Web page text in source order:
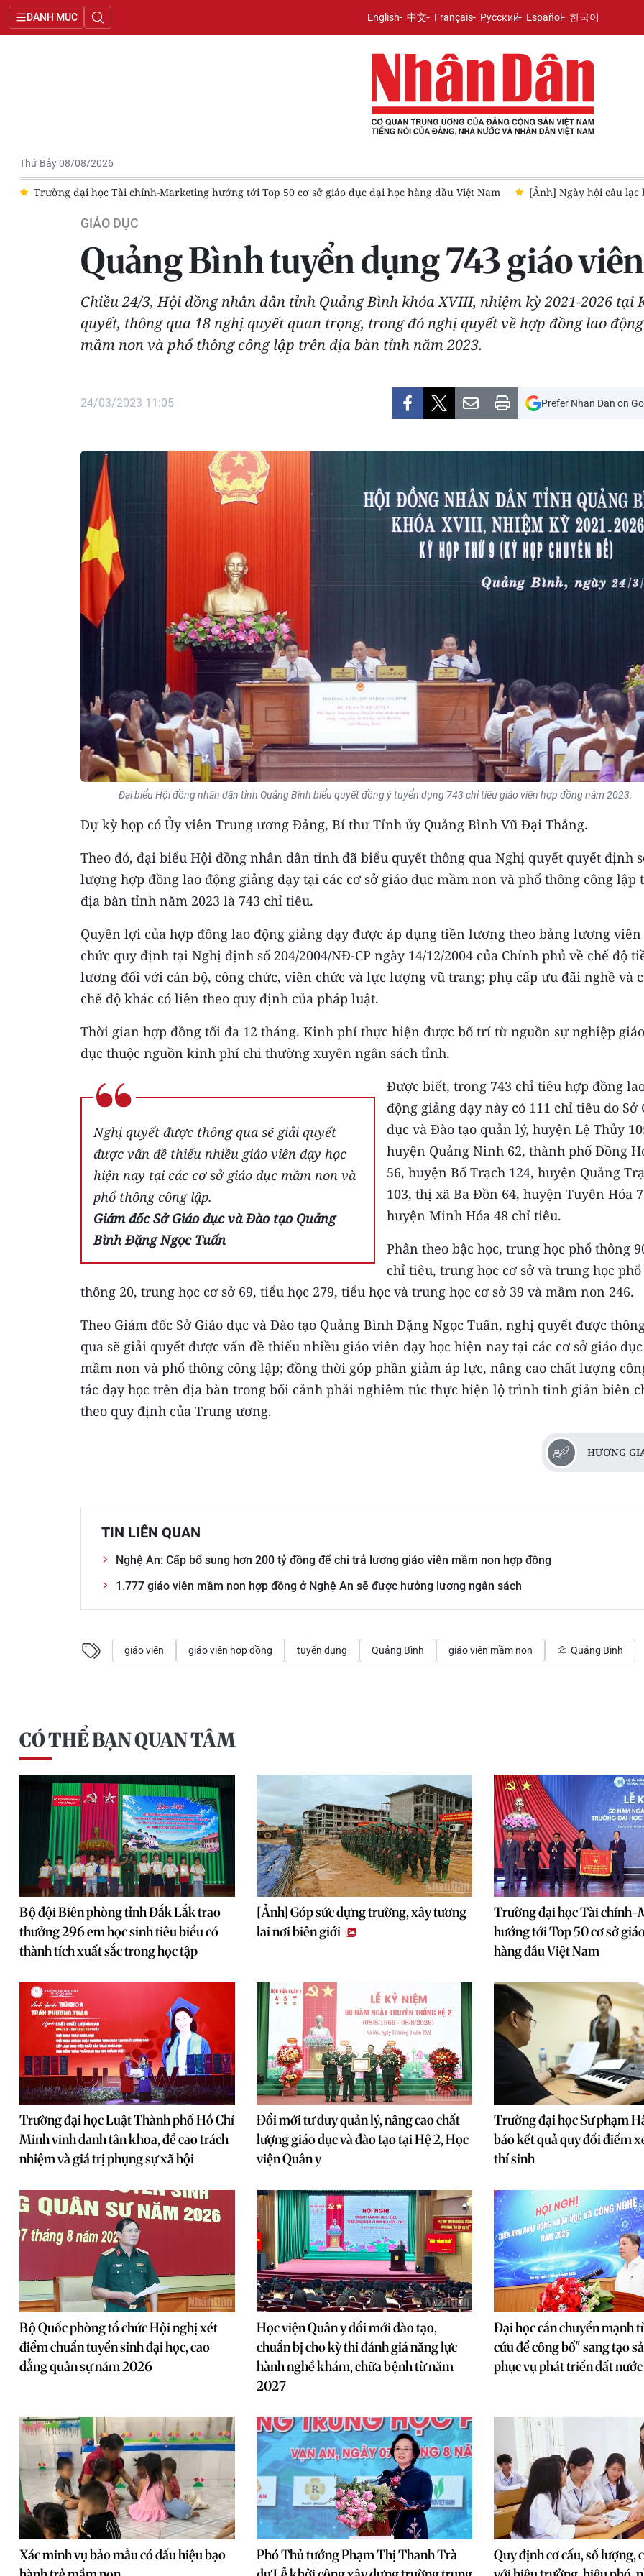
DANH MỤC English 中文 Français Русский Español 한국어
Thứ Bảy 08/08/2026
[Ảnh] Ngày hội câu lạc bộ Trường Trần Phú - Hoàn Kiếm đón chào học sinh lớp 10 Trường đại học Luật Thành phố Hồ
GIÁO DỤC
Quảng Bình tuyển dụng 743 giáo
Chiều 24/3, Hội đồng nhân dân tỉnh Quảng Bình khóa XVIII, nhiệm kỳ 2021-2026 tại
quyết, thông qua 18 nghị quyết quan trọng, trong đó nghị quyết về hợp đồng lao
mầm non và phổ thông công lập trên địa bàn tỉnh năm 2023.
24/03/2023 11:05 Prefer Nhan Dan on
Đại biểu Hội đồng nhân dân tỉnh Quảng Bình biểu quyết đồng ý tuyển dụng 743 chỉ tiêu giáo viên hợp đồng năm 2023.
Dự kỳ họp có Ủy viên Trung ương Đảng, Bí thư Tỉnh ủy Quảng Bình Vũ Đại Thắng.
Theo đó, đại biểu Hội đồng nhân dân tỉnh đã biểu quyết thông qua Nghị quyết quyết định
lượng hợp đồng lao động giảng dạy tại các cơ sở giáo dục mầm non và phổ thông công lập
địa bàn tỉnh năm 2023 là 743 chỉ tiêu.
Quyền lợi của hợp đồng lao động giảng dạy được áp dụng tiền lương theo bảng lương viên
chức quy định tại Nghị định số 204/2004/NĐ-CP ngày 14/12/2004 của Chính phủ về chế độ
lương đối với cán bộ, công chức, viên chức và lực lượng vũ trang; phụ cấp ưu đãi nghề và
chế độ khác có liên theo quy định của pháp luật.
Thời gian hợp đồng tối đa 12 tháng. Kinh phí thực hiện được bố trí từ nguồn sự nghiệp giáo
dục thuộc nguồn kinh phí chi thường xuyên ngân sách tỉnh.
Nghị quyết được thông qua sẽ giải quyết
được vấn đề thiếu nhiều giáo viên dạy học
hiện nay tại các cơ sở giáo dục mầm non và
phổ thông công lập.
Giám đốc Sở Giáo dục và Đào tạo Quảng
Bình Đặng Ngọc Tuấn
Được biết, trong 743 chỉ tiêu hợp đồng
động giảng dạy này có 111 chỉ tiêu do Sở
dục và Đào tạo quản lý, huyện Lệ Thủy
huyện Quảng Ninh 62, thành phố Đồng
56, huyện Bố Trạch 124, huyện Quảng
103, thị xã Ba Đồn 64, huyện Tuyên Hóa
huyện Minh Hóa 48 chỉ tiêu.
Phân theo bậc học, trung học phổ thông
chỉ tiêu, trung học cơ sở và trung học phổ
thông 20, trung học cơ sở 69, tiểu học 279, tiểu học và trung học cơ sở 39 và mầm non 246.
Theo Giám đốc Sở Giáo dục và Đào tạo Quảng Bình Đặng Ngọc Tuấn, nghị quyết được
qua sẽ giải quyết được vấn đề thiếu nhiều giáo viên dạy học hiện nay tại các cơ sở giáo dục
mầm non và phổ thông công lập; đồng thời góp phần giảm áp lực, nâng cao chất lượng
tác dạy học trên địa bàn trong bối cảnh phải nghiêm túc thực hiện lộ trình tinh giản biên
theo quy định của Trung ương.
HƯƠNG
TIN LIÊN QUAN
Nghệ An: Cấp bổ sung hơn 200 tỷ đồng để chi trả lương giáo viên mầm non hợp đồng
1.777 giáo viên mầm non hợp đồng ở Nghệ An sẽ được hưởng lương ngân sách
giáo viên giáo viên hợp đồng tuyển dụng Quảng Bình giáo viên mầm non Quảng Bình
CÓ THỂ BẠN QUAN TÂM
Bộ đội Biên phòng tỉnh Đắk Lắk trao
thưởng 296 em học sinh tiêu biểu có
thành tích xuất sắc trong học tập
[Ảnh] Góp sức dựng trường, xây tương
lai nơi biên giới
Trường đại học Tài
hướng tới Top 50 cơ sở
hàng đầu Việt Nam
Trường đại học Luật Thành phố Hồ Chí
Minh vinh danh tân khoa, đề cao trách
nhiệm và giá trị phụng sự xã hội
Đổi mới tư duy quản lý, nâng cao chất
lượng giáo dục và đào tạo tại Hệ 2, Học
viện Quân y
Trường đại học Sư phạm
báo kết quả quy đổi điểm
thí sinh
Bộ Quốc phòng tổ chức Hội nghị xét
điểm chuẩn tuyển sinh đại học, cao
đẳng quân sự năm 2026
Học viện Quân y đổi mới đào tạo,
chuẩn bị cho kỳ thi đánh giá năng lực
hành nghề khám, chữa bệnh từ năm
2027
Đại học cần chuyển mạnh
cứu để công bố" sang tạo
phục vụ phát triển đất nước
Xác minh vụ bảo mẫu có dấu hiệu bạo
Phó Thủ tướng Phạm Thị Thanh Trà
Quy định cơ cấu, số lượng,